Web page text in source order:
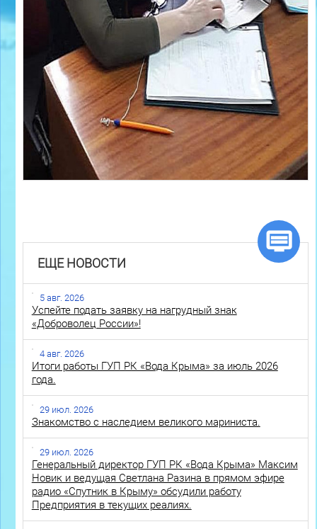
ЕЩЕ НОВОСТИ
5 авг. 2026
Успейте подать заявку на нагрудный знак
«Доброволец России»!
4 авг. 2026
Итоги работы ГУП РК «Вода Крыма» за июль 2026
года.
29 июл. 2026
Знакомство с наследием великого мариниста.
29 июл. 2026
Генеральный директор ГУП РК «Вода Крыма» Максим
Новик и ведущая Светлана Разина в прямом эфире
радио «Спутник в Крыму» обсудили работу
Предприятия в текущих реалиях.